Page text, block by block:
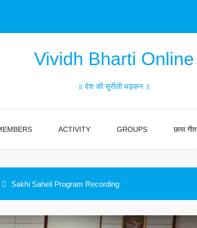
Vividh Bharti Online
॥ देश की सुरीली धड़कन ॥
ACTIVITY GROUPS छाया गीत
Sakhi Saheli Program Recording